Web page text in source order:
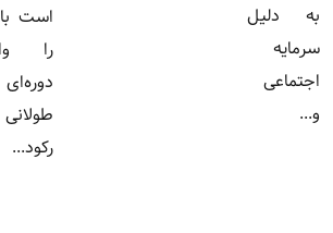
به دلیل
سرمایه
اجتماعی
است بازار
را وارد
دوره‌ای
طولانی از
رکود...